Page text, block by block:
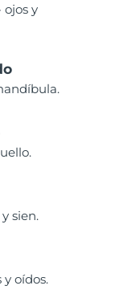
y
sien.
oídos.